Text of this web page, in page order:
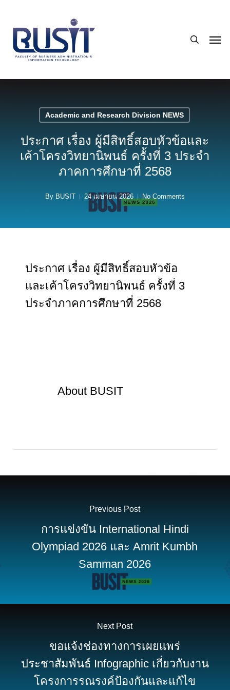
main
content
Academic and Research Division NEWS
ประกาศ เรื่อง ผู้มีสิทธิ์สอบหัวข้อและ
เค้าโครงวิทยานิพนธ์ ครั้งที่ 3 ประจำ
ภาคการศึกษาที่ 2568
By BUSIT 24 เมษายน 2026 No Comments
ประกาศ เรื่อง ผู้มีสิทธิ์สอบหัวข้อ
และเค้าโครงวิทยานิพนธ์ ครั้งที่ 3
ประจำภาคการศึกษาที่ 2568
AboutBUSIT
Previous Post
การแข่งขัน International Hindi
Olympiad 2026 และ Amrit Kumbh
Samman 2026
Next Post
ขอแจ้งช่องทางการเผยแพร่
ประชาสัมพันธ์ Infographic เกี่ยวกับงาน
โครงการรณรงค์ป้องกันและแก้ไข